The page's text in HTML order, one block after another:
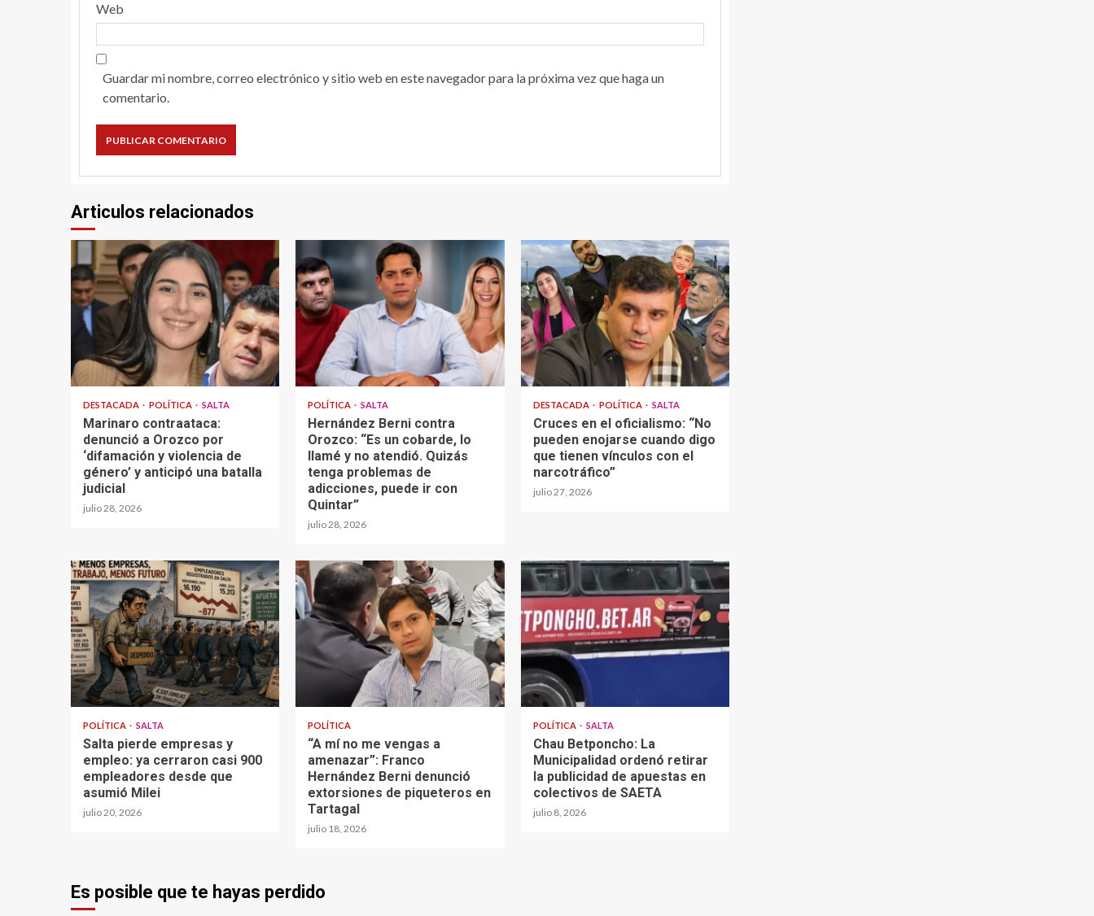
Web
Guardar mi nombre, correo electrónico y sitio web en este navegador para la próxima vez que haga un
comentario.
Articulos relacionados
DESTACADA POLÍTICA SALTA
Marinaro contraataca:
denunció a Orozco por
‘difamación y violencia de
género’ y anticipó una batalla
judicial
julio 28, 2026
POLÍTICA SALTA
Hernández Berni contra
Orozco: “Es un cobarde, lo
llamé y no atendió. Quizás
tenga problemas de
adicciones, puede ir con
Quintar”
julio 28, 2026
DESTACADA POLÍTICA SALTA
Cruces en el oficialismo: “No
pueden enojarse cuando digo
que tienen vínculos con el
narcotráfico”
julio 27, 2026
POLÍTICA SALTA
Salta pierde empresas y
empleo: ya cerraron casi 900
empleadores desde que
asumió Milei
julio 20, 2026
POLÍTICA
“A mí no me vengas a
amenazar”: Franco
Hernández Berni denunció
extorsiones de piqueteros en
Tartagal
julio 18, 2026
POLÍTICA SALTA
Chau Betponcho: La
Municipalidad ordenó retirar
la publicidad de apuestas en
colectivos de SAETA
julio 8, 2026
Es posible que te hayas perdido